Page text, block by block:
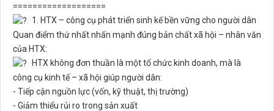
===================
1. HTX – công cụ phát triển sinh kế bền vững cho người dân
Quan điểm thứ nhất nhấn mạnh đúng bản chất xã hội – nhân văn
của HTX:
HTX không đơn thuần là một tổ chức kinh doanh, mà là
công cụ kinh tế – xã hội giúp người dân:
- Tiếp cận nguồn lực (vốn, kỹ thuật, thị trường)
- Giảm thiểu rủi ro trong sản xuất